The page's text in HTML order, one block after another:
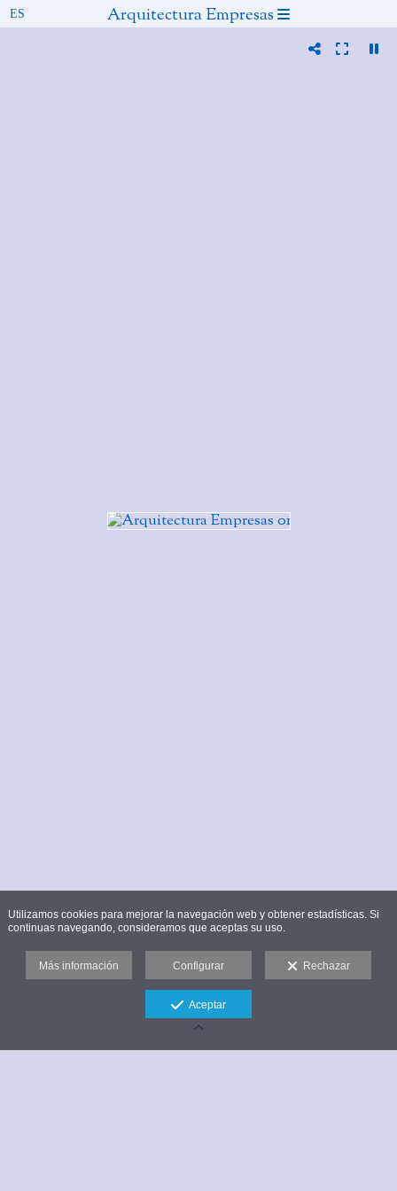
Arquitectura Empresas
Utilizamos cookies para mejorar la navegación web y obtener estadísticas. Si
continuas navegando, consideramos que aceptas su uso.
Más información Configurar Rechazar
Aceptar